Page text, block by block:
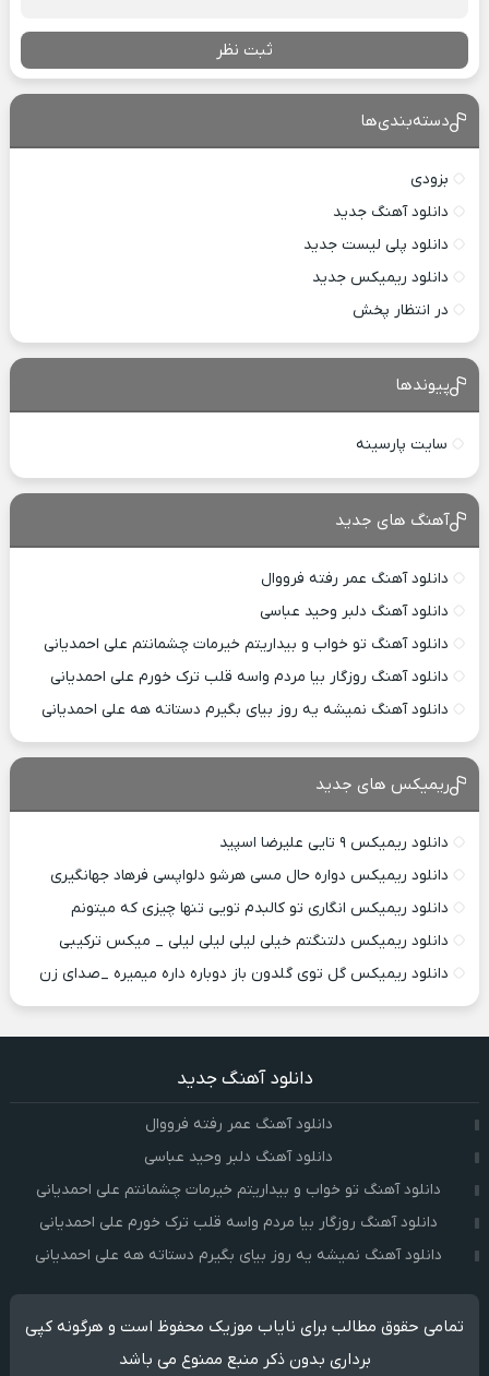
ثبت نظر
دسته‌بندی‌ها
بزودی
دانلود آهنگ جدید
دانلود پلی لیست جدید
دانلود ریمیکس جدید
در انتظار پخش
پیوندها
سایت پارسینه
آهنگ های جدید
دانلود آهنگ عمر رفته فرووال
دانلود آهنگ دلبر وحید عباسی
دانلود آهنگ تو خواب و بیداریتم خیرمات چشمانتم علی احمدیانی
دانلود آهنگ روزگار بیا مردم واسه قلب ترک خورم علی احمدیانی
دانلود آهنگ نمیشه یه روز بیای بگیرم دستاته هه علی احمدیانی
ریمیکس های جدید
دانلود ریمیکس ۹ تایی علیرضا اسپید
دانلود ریمیکس دواره حال مسی هرشو دلواپسی فرهاد جهانگیری
دانلود ریمیکس انگاری تو کالبدم تویی تنها چیزی که میتونم
دانلود ریمیکس دلتنگتم خیلی لیلی لیلی لیلی _ میکس ترکیبی
دانلود ریمیکس گل توی گلدون باز دوباره داره میمیره _صدای زن
دانلود آهنگ جدید
دانلود آهنگ عمر رفته فرووال
دانلود آهنگ دلبر وحید عباسی
دانلود آهنگ تو خواب و بیداریتم خیرمات چشمانتم علی احمدیانی
دانلود آهنگ روزگار بیا مردم واسه قلب ترک خورم علی احمدیانی
دانلود آهنگ نمیشه یه روز بیای بگیرم دستاته هه علی احمدیانی
تمامی حقوق مطالب برای نایاب موزیک محفوظ است و هرگونه کپی
برداری بدون ذکر منبع ممنوع می باشد